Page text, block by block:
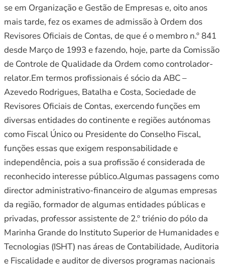
se em Organização e Gestão de Empresas e, oito anos
mais tarde, fez os exames de admissão à Ordem dos
Revisores Oficiais de Contas, de que é o membro n.º 841
desde Março de 1993 e fazendo, hoje, parte da Comissão
de Controle de Qualidade da Ordem como controlador-
relator.Em termos profissionais é sócio da ABC –
Azevedo Rodrigues, Batalha e Costa, Sociedade de
Revisores Oficiais de Contas, exercendo funções em
diversas entidades do continente e regiões autónomas
como Fiscal Único ou Presidente do Conselho Fiscal,
funções essas que exigem responsabilidade e
independência, pois a sua profissão é considerada de
reconhecido interesse público.Algumas passagens como
director administrativo-financeiro de algumas empresas
da região, formador de algumas entidades públicas e
privadas, professor assistente de 2.º triénio do pólo da
Marinha Grande do Instituto Superior de Humanidades e
Tecnologias (ISHT) nas áreas de Contabilidade, Auditoria
e Fiscalidade e auditor de diversos programas nacionais